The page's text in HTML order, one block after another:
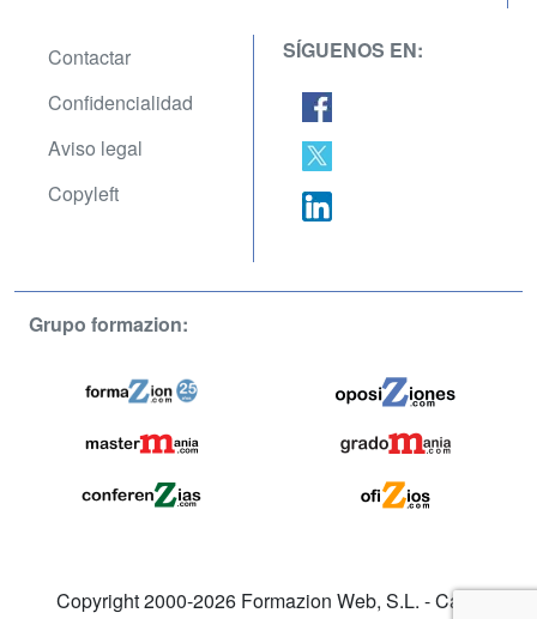
Contactar
Confidencialidad
Aviso legal
Copyleft
SÍGUENOS EN:
Grupo formazion:
Copyright 2000-2026 Formazion Web, S.L. - Calle